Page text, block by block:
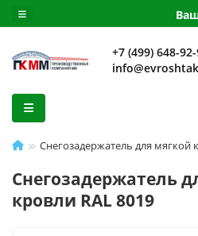
+7 (499) 648-
Снегозадержатель для мягкой
Снегозадержатель
кровли RAL 8019